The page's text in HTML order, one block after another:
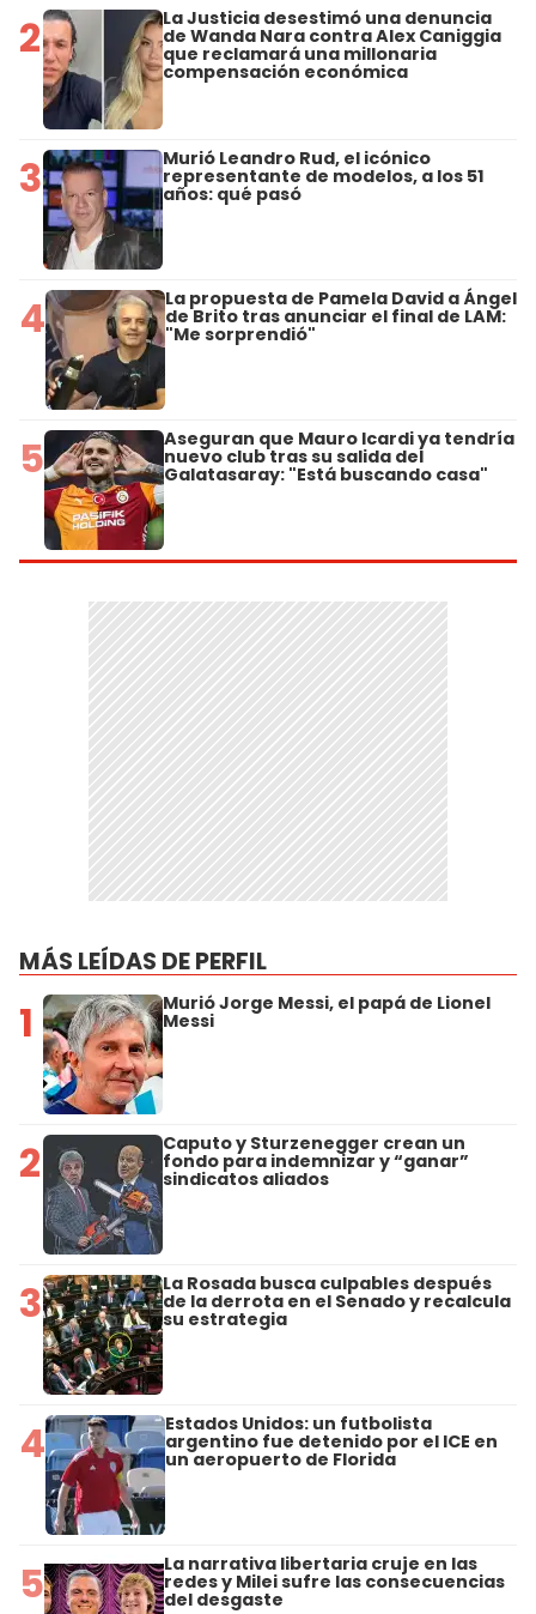
2 La Justicia desestimó una denuncia
de Wanda Nara contra Alex Caniggia
que reclamará una millonaria
compensación económica
3 Murió Leandro Rud, el icónico
representante de modelos, a los 51
años: qué pasó
4 La propuesta de Pamela David a Ángel
de Brito tras anunciar el final de LAM:
"Me sorprendió"
5 Aseguran que Mauro Icardi ya tendría
nuevo club tras su salida del
Galatasaray: "Está buscando casa"
MÁS LEÍDAS DE PERFIL
1 Murió Jorge Messi, el papá de Lionel
Messi
2 Caputo y Sturzenegger crean un
fondo para indemnizar y “ganar”
sindicatos aliados
3 La Rosada busca culpables después
de la derrota en el Senado y recalcula
su estrategia
4 Estados Unidos: un futbolista
argentino fue detenido por el ICE en
un aeropuerto de Florida
5 La narrativa libertaria cruje en las
redes y Milei sufre las consecuencias
del desgaste